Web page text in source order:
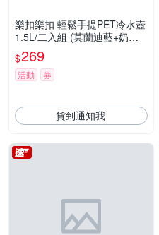
樂扣樂扣 輕鬆手提PET冷水壺
1.5L/二入組 (莫蘭迪藍+奶茶
色)
$269
活動 券
貨到通知我